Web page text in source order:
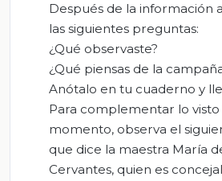
Después de la información
las siguientes preguntas:
¿Qué observaste?
¿Qué piensas de la
Anótalo en tu cuaderno y
Para complementar lo visto
momento, observa el
que dice la maestra María
Cervantes, quien es